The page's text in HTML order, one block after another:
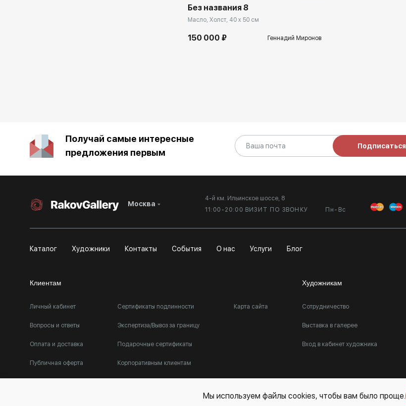
Без названия 8
Масло, Холст, 40 x 50 см
150 000 ₽ Геннадий Миронов
Получай самые интересные
предложения первым
Подписаться
Москва
4-й км. Ильинское шоссе, 8
11:00-20:00 ВИЗИТ ПО ЗВОНКУ
Пн-Вс
Каталог Художники Контакты События О нас Услуги Блог
Клиентам
Личный кабинет
Вопросы и ответы
Оплата и доставка
Публичная оферта
Сертификаты подлинности
Экспертиза/Вывоз за границу
Подарочные сертификаты
Корпоративным клиентам
Карта сайта
Художникам
Сотрудничество
Выставка в галерее
Вход в кабинет художника
Мы используем файлы cookies, чтобы вам было проще.